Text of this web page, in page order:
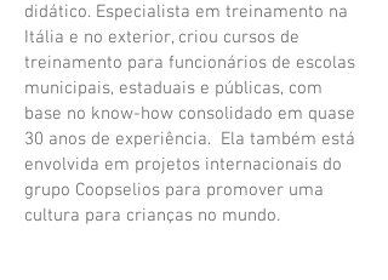
didático. Especialista em treinamento na
Itália e no exterior, criou cursos de
treinamento para funcionários de escolas
municipais, estaduais e públicas, com
base no know-how consolidado em quase
30 anos de experiência. Ela também está
envolvida em projetos internacionais do
grupo Coopselios para promover uma
cultura para crianças no mundo.